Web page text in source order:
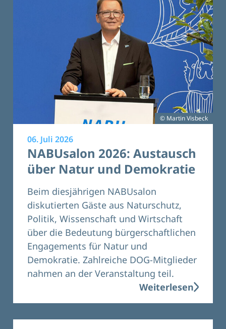
© Martin Visbeck
06. Juli 2026
NABUsalon 2026: Austausch
über Natur und Demokratie
Beim diesjährigen NABUsalon
diskutierten Gäste aus Naturschutz,
Politik, Wissenschaft und Wirtschaft
über die Bedeutung bürgerschaftlichen
Engagements für Natur und
Demokratie. Zahlreiche DOG-Mitglieder
nahmen an der Veranstaltung teil.
Weiterlesen